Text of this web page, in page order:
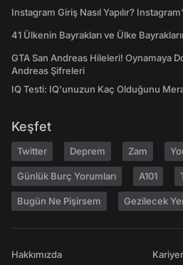
Instagram Giriş Nasıl Yapılır?
41 Ülkenin Bayrakları ve Ülke
GTA San Andreas Hileleri! Oynamaya
Andreas Şifreleri
IQ Testi: IQ'unuzun Kaç Olduğunu
Keşfet
Twitter Deprem Zam
Günlük Burç Yorumları A101
Bugün Ne Pişirsem Gezilecek
Hakkımızda
Kariyer